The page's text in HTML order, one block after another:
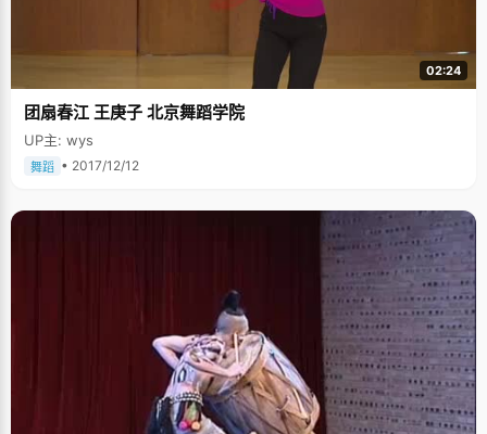
02:24
团扇春江 王庚子 北京舞蹈学院
UP主: wys
舞蹈 • 2017/12/12